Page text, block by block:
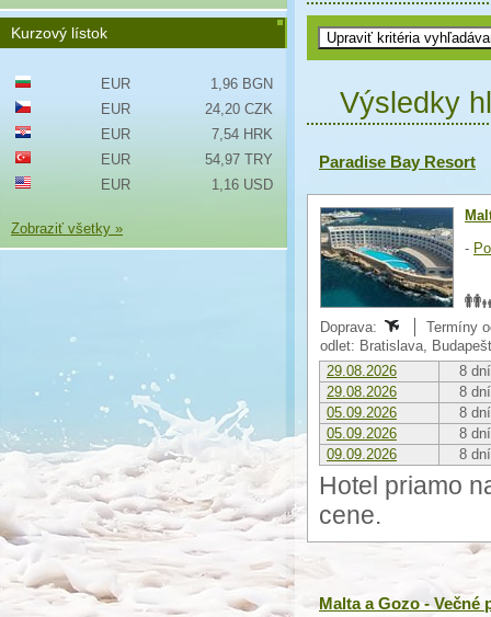
Výsledky
Paradise Bay Resort
-
Doprava:
Termíny
odlet: Bratislava,
29.08.2026
8 dní
29.08.2026
8 dní
05.09.2026
8 dní
05.09.2026
8 dní
09.09.2026
8 dní
Hotel priamo
cene.
Malta a Gozo - Večné
Kurzový lístok
EUR
1,96 BGN
EUR
24,20 CZK
EUR
7,54 HRK
EUR
54,97 TRY
EUR
1,16 USD
Zobraziť všetky »